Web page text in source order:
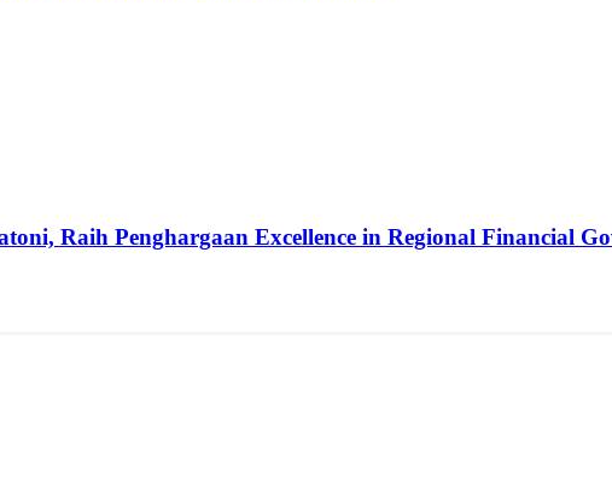
Raih Penghargaan Excellence in Regional Financial